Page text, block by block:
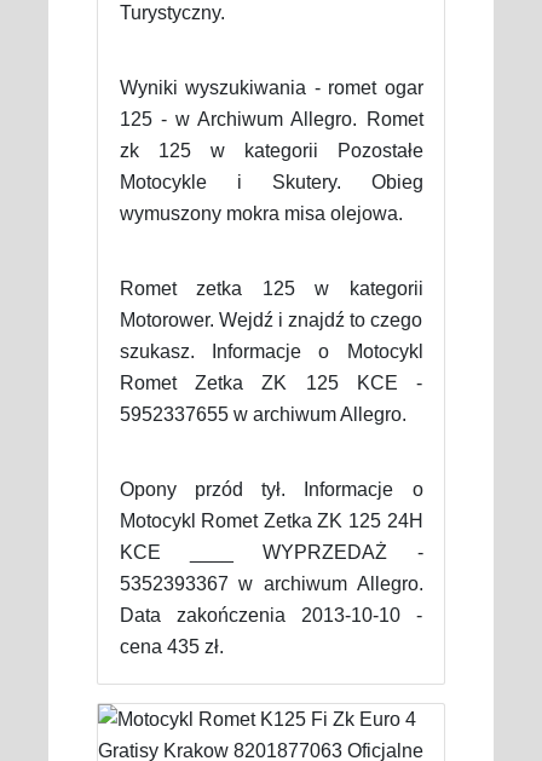
Turystyczny.
Wyniki wyszukiwania - romet ogar
125 - w Archiwum Allegro. Romet
zk 125 w kategorii Pozostałe
Motocykle i Skutery. Obieg
wymuszony mokra misa olejowa.
Romet zetka 125 w kategorii
Motorower. Wejdź i znajdź to czego
szukasz. Informacje o Motocykl
Romet Zetka ZK 125 KCE -
5952337655 w archiwum Allegro.
Opony przód tył. Informacje o
Motocykl Romet Zetka ZK 125 24H
KCE ____ WYPRZEDAŻ -
5352393367 w archiwum Allegro.
Data zakończenia 2013-10-10 -
cena 435 zł.